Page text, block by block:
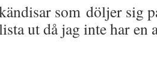
som döljer sig
ut då jag inte har en